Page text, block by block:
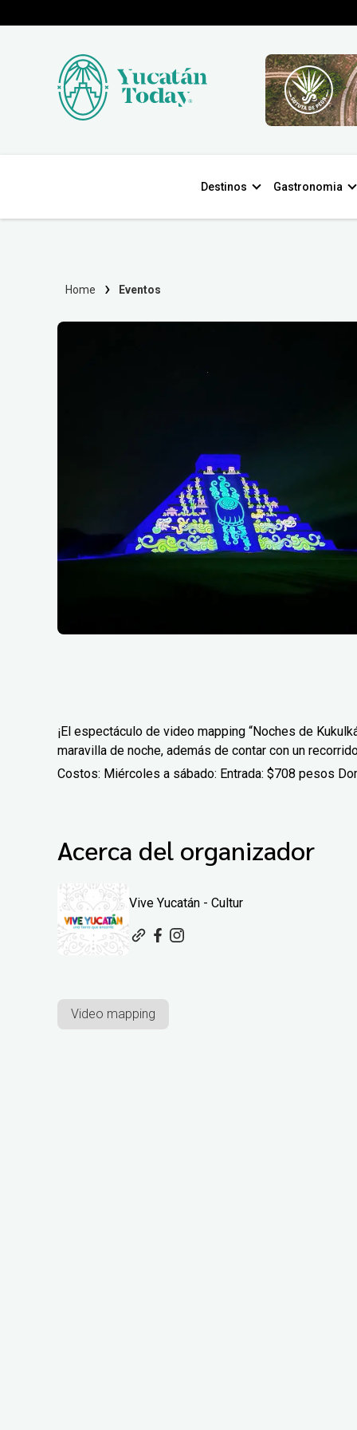
Destinos Gastronomia
Home Eventos
¡El espectáculo de video mapping “Noches de
maravilla de noche, además de contar con un
Costos: Miércoles a sábado: Entrada: $708 pesos
Acerca del organizador
Vive Yucatán - Cultur
Video mapping